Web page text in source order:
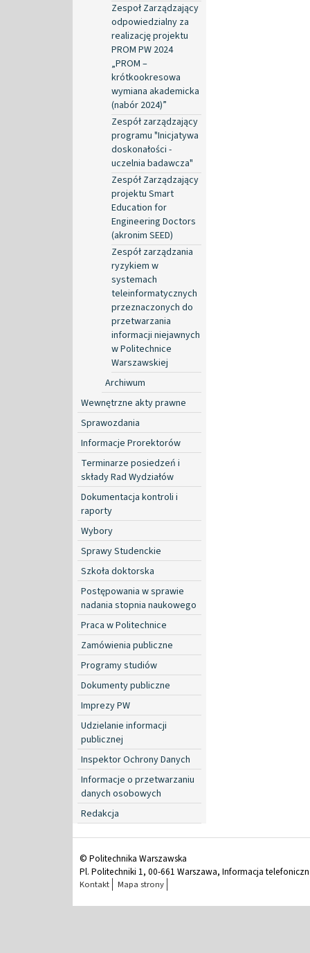
Zespoł Zarządzający
odpowiedzialny za
realizację projektu
PROM PW 2024
„PROM –
krótkookresowa
wymiana akademicka
(nabór 2024)”
Zespół zarządzający
programu "Inicjatywa
doskonałości -
uczelnia badawcza"
Zespół Zarządzający
projektu Smart
Education for
Engineering Doctors
(akronim SEED)
Zespół zarządzania
ryzykiem w
systemach
teleinformatycznych
przeznaczonych do
przetwarzania
informacji niejawnych
w Politechnice
Warszawskiej
Archiwum
Wewnętrzne akty prawne
Sprawozdania
Informacje Prorektorów
Terminarze posiedzeń i
składy Rad Wydziałów
Dokumentacja kontroli i
raporty
Wybory
Sprawy Studenckie
Szkoła doktorska
Postępowania w sprawie
nadania stopnia naukowego
Praca w Politechnice
Zamówienia publiczne
Programy studiów
Dokumenty publiczne
Imprezy PW
Udzielanie informacji
publicznej
Inspektor Ochrony Danych
Informacje o przetwarzaniu
danych osobowych
Redakcja
© Politechnika Warszawska
Pl. Politechniki 1, 00-661 Warszawa, Informacja
Kontakt Mapa strony